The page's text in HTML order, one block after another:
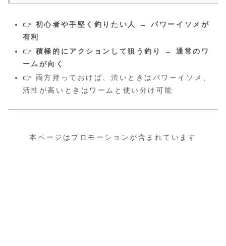
👉 初心者や手堅く釣りたい人 → パワーイソメが
有利
👉 積極的にアクションして狙う釣り → 通常のワ
ームが向く
👉 両方持っておけば、渋いときはパワーイソメ、
活性が高いときはワームと使い分け可能
本ページはプロモーションが含まれています